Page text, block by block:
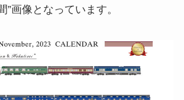
”画像となっています。